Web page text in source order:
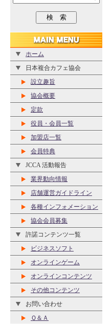
ホーム
日本複合カフェ協会
設立趣旨
協会概要
定款
役員・会員一覧
加盟店一覧
会員特典
JCCA 活動報告
業界動向情報
店舗運営ガイドライン
各種インフォメーション
協会会員募集
許諾コンテンツ一覧
ビジネスソフト
オンラインゲーム
オンラインコンテンツ
その他コンテンツ
お問い合わせ
Ｑ＆Ａ